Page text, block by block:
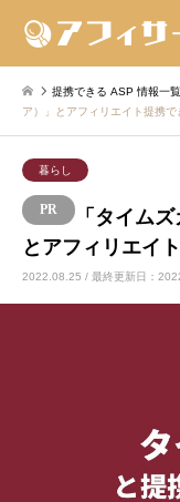
提携できる ASP 情報一覧
ア）」とアフィリエイト提携で
暮らし
「タイム
とアフィリエイ
2022.08.25 / 最終更新日：